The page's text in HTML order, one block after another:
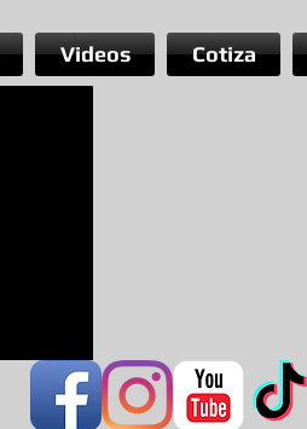
Videos Cotiza